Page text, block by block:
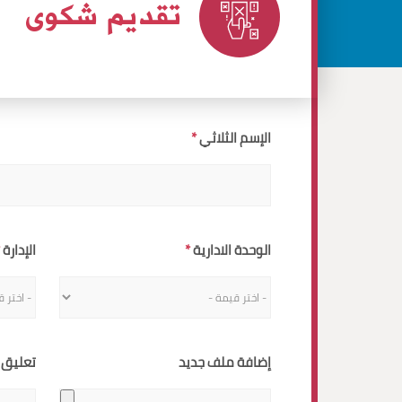
تقديم شكوى
الإسم الثلاثي
الوحدة الادارية الإدارة
إضافة ملف جديد
الإسم الثلاثي
الموقع
تعليق إضافي